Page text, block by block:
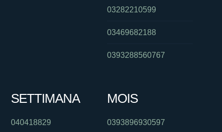
03282210599
03469682188
0393288560767
SETTIMANA
040418829
MOIS
0393896930597